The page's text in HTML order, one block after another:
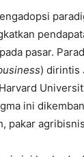
pasar.
) dirintis
ini
pakar